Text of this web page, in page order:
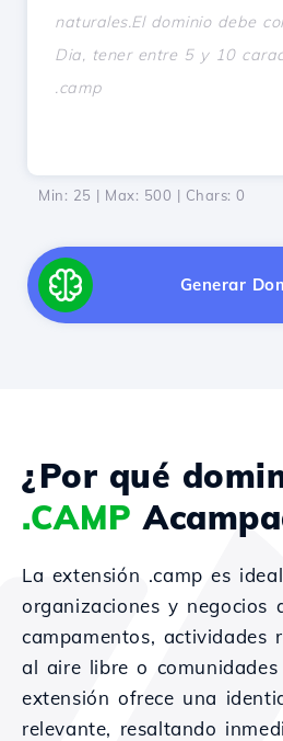
Min: 25 | Max: 500 | Chars: 0
Generar
¿Por qué
.CAMP
La extensión .camp es
organizaciones y negocios
campamentos, actividades
al aire libre o comunidades
extensión ofrece una
relevante, resaltando